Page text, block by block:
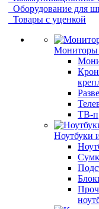
Оборудование для
Товары с уценкой
Мониторы
ТВ-
Ноутбуки